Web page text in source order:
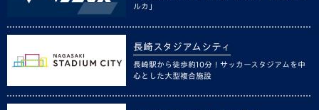
ルカ」
長崎スタジアムシティ
長崎駅から徒歩約10分！サッカースタジアムを中
心とした大型複合施設